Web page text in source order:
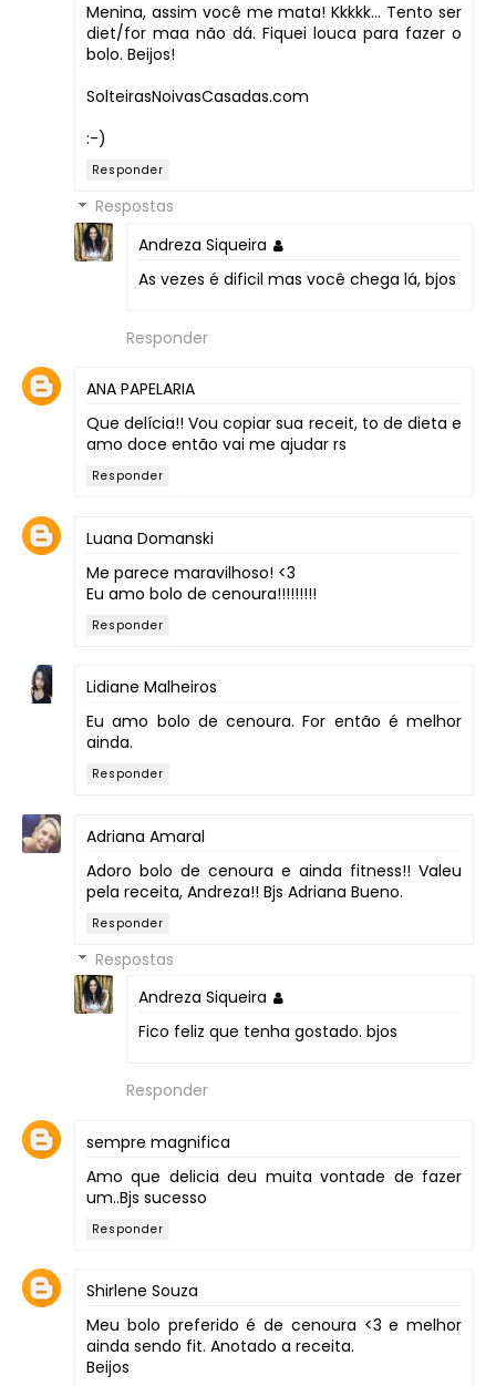
Menina, assim você me mata! Kkkkk... Tento ser
diet/for maa não dá. Fiquei louca para fazer o
bolo. Beijos!
SolteirasNoivasCasadas.com
:-)
Responder
Respostas
Andreza Siqueira
As vezes é dificil mas você chega lá, bjos
Responder
ANA PAPELARIA
Que delícia!! Vou copiar sua receit, to de dieta e
amo doce então vai me ajudar rs
Responder
Luana Domanski
Me parece maravilhoso! <3
Eu amo bolo de cenoura!!!!!!!!!
Responder
Lidiane Malheiros
Eu amo bolo de cenoura. For então é melhor
ainda.
Responder
Adriana Amaral
Adoro bolo de cenoura e ainda fitness!! Valeu
pela receita, Andreza!! Bjs Adriana Bueno.
Responder
Respostas
Andreza Siqueira
Fico feliz que tenha gostado. bjos
Responder
sempre magnifica
Amo que delicia deu muita vontade de fazer
um..Bjs sucesso
Responder
Shirlene Souza
Meu bolo preferido é de cenoura <3 e melhor
ainda sendo fit. Anotado a receita.
Beijos